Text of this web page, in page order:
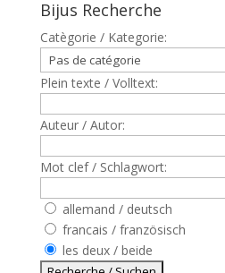
Bijus Recherche
Catègorie / Kategorie:
Plein texte / Volltext:
Auteur / Autor:
Mot clef / Schlagwort:
allemand / deutsch
francais / französisch
les deux / beide